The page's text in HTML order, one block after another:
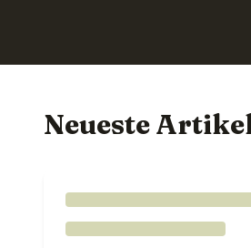
Neueste